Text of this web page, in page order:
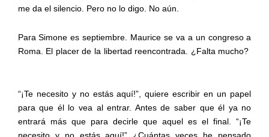
me da el silencio. Pero no lo digo. No aún.
Para Simone es septiembre. Maurice se va a un congreso a
Roma. El placer de la libertad reencontrada. ¿Falta mucho?
“¡Te necesito y no estás aquí!”, quiere escribir en un papel
para que él lo vea al entrar. Antes de saber que él ya no
entrará más que para decirle que aquel es el final. “¡Te